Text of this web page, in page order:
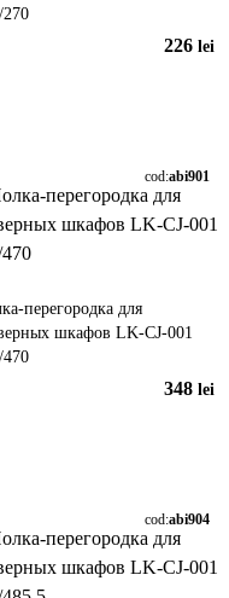
270
226 lei
cod:abi901
перегородка для
шкафов LK-CJ-001
470
348 lei
cod:abi904